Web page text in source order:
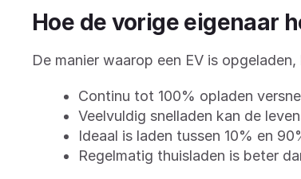
Hoe de vorige eigenaar
De manier waarop een EV is
Continu tot 100% opladen
Veelvuldig snelladen kan de
Ideaal is laden tussen 10% en
Regelmatig thuisladen is beter